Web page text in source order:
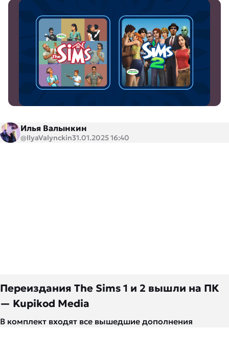
Переиздания The Sims 1 и 2 вышли на ПК
— Kupikod Media
В комплект входят все вышедшие дополнения
Илья Валынкин
@IlyaValynckin31.01.2025 16:40